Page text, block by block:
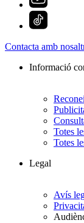
Contacta amb
Informació
Totes
Totes
Legal
Avís